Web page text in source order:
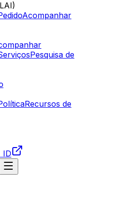
Acompanhar
Pesquisa de
Recursos de
ID